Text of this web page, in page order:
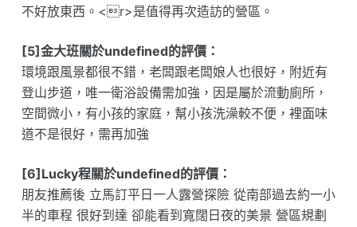
不好放東西。<r>是值得再次造訪的營區。
[5]金大班關於undefined的評價：
環境跟風景都很不錯，老闆跟老闆娘人也很好，附近有
登山步道，唯一衛浴設備需加強，因是屬於流動廁所，
空間微小，有小孩的家庭，幫小孩洗澡較不便，裡面味
道不是很好，需再加強
[6]Lucky程關於undefined的評價：
朋友推薦後 立馬訂平日一人露營探險 從南部過去約一小
半的車程 很好到達 卻能看到寬闊日夜的美景 營區規劃